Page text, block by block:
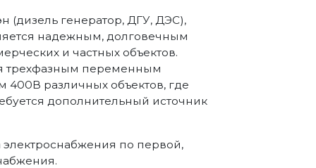
(дизель генератор, ДГУ, ДЭС),
надежным, долговечным
и частных объектов.
трехфазным переменным
400В различных объектов, где
дополнительный источник
электроснабжения по первой,